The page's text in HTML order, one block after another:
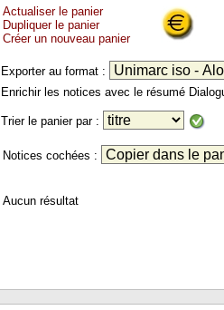
Actualiser le panier
Dupliquer le panier
Créer un nouveau panier
Exporter au format :
Enrichir les notices avec le résumé
Trier le panier par :
Notices cochées :
Aucun résultat